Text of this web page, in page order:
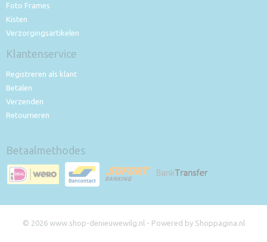
Foto Frames
Kisten
Verzorgingsartikelen
Klantenservice
Registreren als klant
Betalen
Verzenden
Retourneren
Betaalmethodes
© 2026 www.shop-denieuwewilg.nl - Powered by Shoppagina.nl